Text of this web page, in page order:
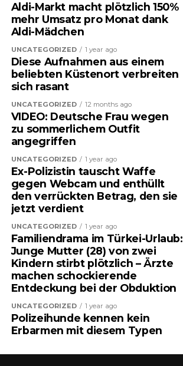
Aldi-Markt macht plötzlich 150%
mehr Umsatz pro Monat dank
Aldi-Mädchen
UNCATEGORIZED 1 year ago
Diese Aufnahmen aus einem
beliebten Küstenort verbreiten
sich rasant
UNCATEGORIZED 12 months ago
VIDEO: Deutsche Frau wegen
zu sommerlichem Outfit
angegriffen
UNCATEGORIZED 1 year ago
Ex-Polizistin tauscht Waffe
gegen Webcam und enthüllt
den verrückten Betrag, den sie
jetzt verdient
UNCATEGORIZED 1 year ago
Familiendrama im Türkei-Urlaub:
Junge Mutter (28) von zwei
Kindern stirbt plötzlich – Ärzte
machen schockierende
Entdeckung bei der Obduktion
UNCATEGORIZED 1 year ago
Polizeihunde kennen kein
Erbarmen mit diesem Typen